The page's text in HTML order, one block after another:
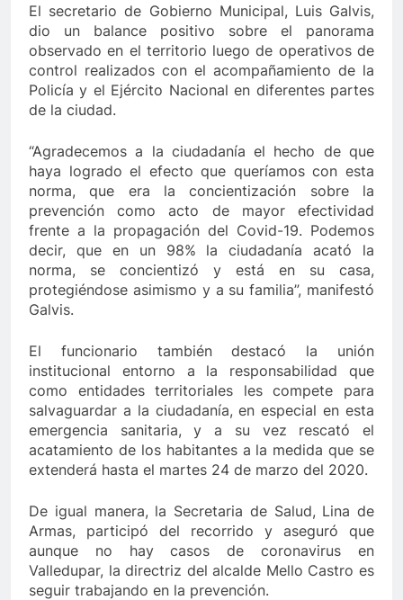
El secretario de Gobierno Municipal, Luis Galvis,
dio un balance positivo sobre el panorama
observado en el territorio luego de operativos de
control realizados con el acompañamiento de la
Policía y el Ejército Nacional en diferentes partes
de la ciudad.
“Agradecemos a la ciudadanía el hecho de que
haya logrado el efecto que queríamos con esta
norma, que era la concientización sobre la
prevención como acto de mayor efectividad
frente a la propagación del Covid-19. Podemos
decir, que en un 98% la ciudadanía acató la
norma, se concientizó y está en su casa,
protegiéndose asimismo y a su familia”, manifestó
Galvis.
El funcionario también destacó la unión
institucional entorno a la responsabilidad que
como entidades territoriales les compete para
salvaguardar a la ciudadanía, en especial en esta
emergencia sanitaria, y a su vez rescató el
acatamiento de los habitantes a la medida que se
extenderá hasta el martes 24 de marzo del 2020.
De igual manera, la Secretaria de Salud, Lina de
Armas, participó del recorrido y aseguró que
aunque no hay casos de coronavirus en
Valledupar, la directriz del alcalde Mello Castro es
seguir trabajando en la prevención.